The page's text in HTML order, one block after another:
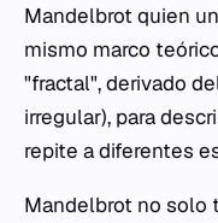
Mandelbrot quien
mismo marco
"fractal", derivado
irregular), para
repite a diferentes
Mandelbrot no solo